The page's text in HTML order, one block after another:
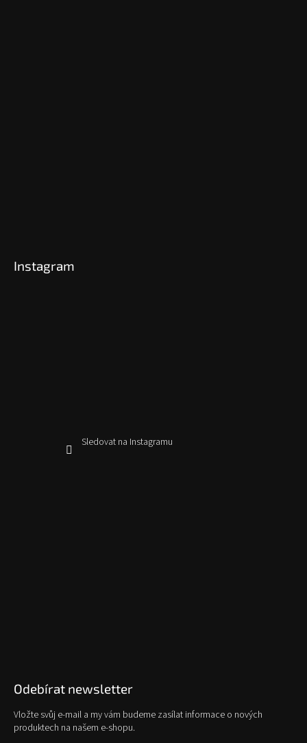
Instagram
Sledovat na Instagramu
Odebírat newsletter
Vložte svůj e-mail a my vám budeme zasílat informace o nových
produktech na našem e-shopu.